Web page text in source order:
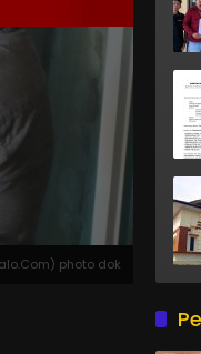
photo dok